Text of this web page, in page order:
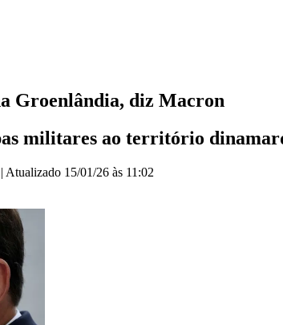
Groenlândia, diz Macron
militares ao território
| Atualizado 15/01/26 às 11:02